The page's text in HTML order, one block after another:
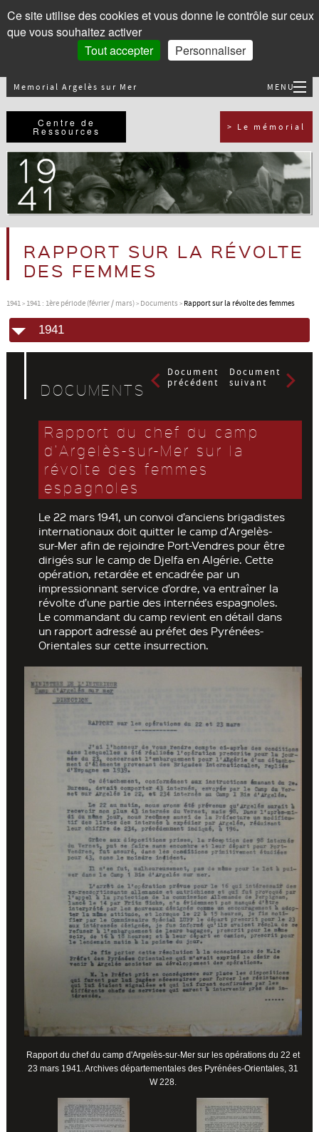
Memorial Argelès sur Mer MENU
1939
1940
1942
Centre de
Ressources > Le mémorial
RAPPORT SUR LA RÉVOLTE
DES FEMMES
1941 1941 : 1ère période (février / mars) Documents Rapport sur la révolte des femmes
1941
Document
précédent
Document
suivant
DOCUMENTS
Rapport du chef du camp
d’Argelès-sur-Mer sur la
révolte des femmes
espagnoles
Le 22 mars 1941, un convoi d’anciens brigadistes
internationaux doit quitter le camp d’Argelès-
sur-Mer afin de rejoindre Port-Vendres pour être
dirigés sur le camp de Djelfa en Algérie. Cette
opération, retardée et encadrée par un
impressionnant service d’ordre, va entraîner la
révolte d’une partie des internées espagnoles.
Le commandant du camp revient en détail dans
un rapport adressé au préfet des Pyrénées-
Orientales sur cette insurrection.
Rapport du chef du camp d'Argelès-sur-Mer sur les opérations du 22 et
23 mars 1941. Archives départementales des Pyrénées-Orientales, 31
W 228.
Ce site utilise des cookies et vous donne le contrôle sur ceux
que vous souhaitez activer
Tout accepter
Personnaliser